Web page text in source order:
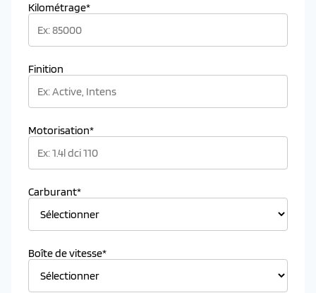
Kilométrage*
Finition
Motorisation*
Carburant*
Boîte de vitesse*